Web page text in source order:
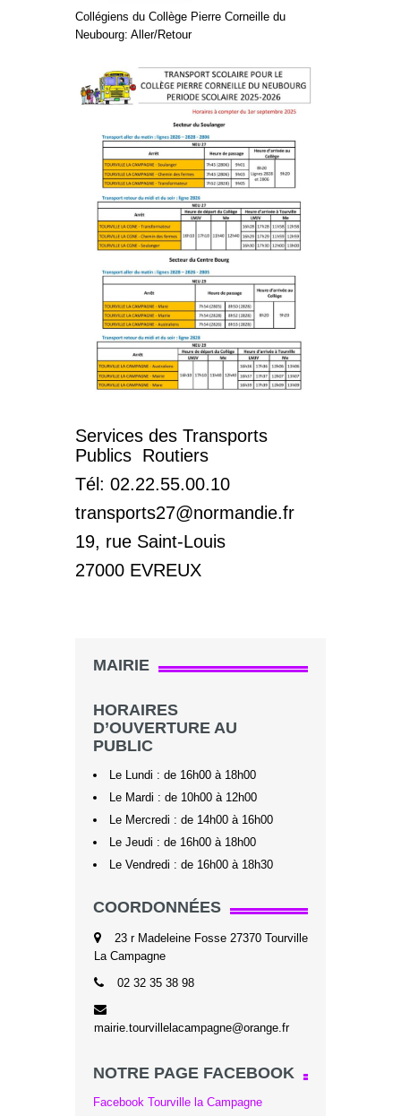
Collégiens du Collège Pierre Corneille du
Neubourg: Aller/Retour
Services des Transports
Publics Routiers
Tél: 02.22.55.00.10
transports27@normandie.fr
19, rue Saint-Louis
27000 EVREUX
MAIRIE
HORAIRES
D’OUVERTURE AU
PUBLIC
Le Lundi : de 16h00 à 18h00
Le Mardi : de 10h00 à 12h00
Le Mercredi : de 14h00 à 16h00
Le Jeudi : de 16h00 à 18h00
Le Vendredi : de 16h00 à 18h30
COORDONNÉES
23 r Madeleine Fosse 27370 Tourville
La Campagne
02 32 35 38 98
mairie.tourvillelacampagne@orange.fr
NOTRE PAGE FACEBOOK
Facebook Tourville la Campagne